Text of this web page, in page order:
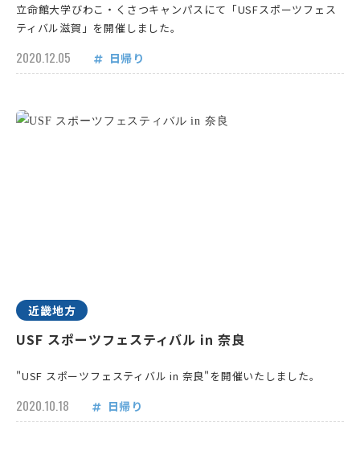
立命館大学びわこ・くさつキャンパスにて「USFスポーツフェス
ティバル滋賀」を開催しました。
2020.12.05 日帰り
近畿地方
USF スポーツフェスティバル in 奈良
"USF スポーツフェスティバル in 奈良"を開催いたしました。
2020.10.18 日帰り